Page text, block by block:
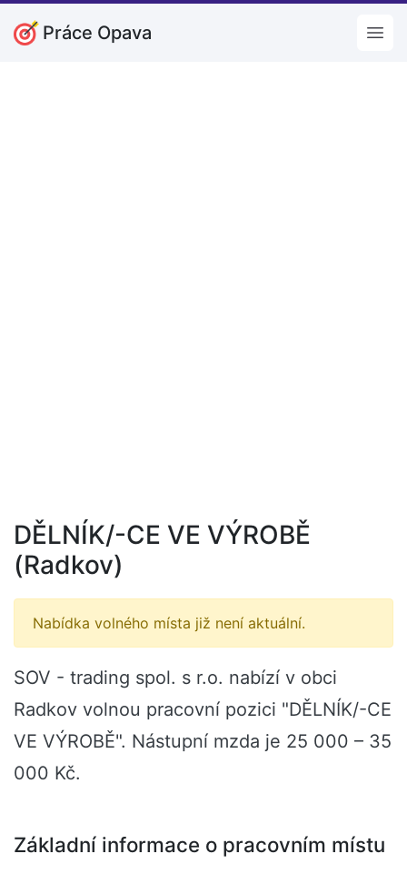
Práce Opava
DĚLNÍK/-CE VE VÝROBĚ
(Radkov)
Nabídka volného místa již není aktuální.
SOV - trading spol. s r.o. nabízí v obci
Radkov volnou pracovní pozici "DĚLNÍK/-CE
VE VÝROBĚ". Nástupní mzda je 25 000 – 35
000 Kč.
Základní informace o pracovním místu